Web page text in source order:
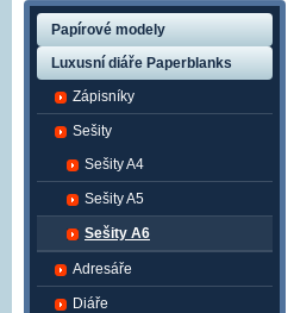
Papírové modely
Luxusní diáře Paperblanks
Zápisníky
Sešity
Sešity A4
Sešity A5
Sešity A6
Adresáře
Diáře